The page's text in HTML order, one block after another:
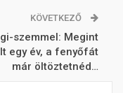
KÖVETKEZŐ
szemmel: Megint
egy év, a fenyőfát
már öltöztetnéd…